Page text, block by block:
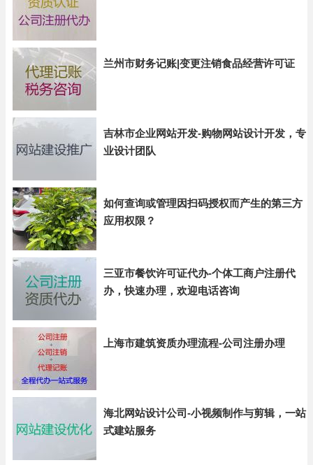
兰州市财务记账|变更注销食品经营许可证
吉林市企业网站开发-购物网站设计开发，专
业设计团队
如何查询或管理因扫码授权而产生的第三方
应用权限？
三亚市餐饮许可证代办-个体工商户注册代
办，快速办理，欢迎电话咨询
上海市建筑资质办理流程-公司注册办理
海北网站设计公司-小视频制作与剪辑，一站
式建站服务